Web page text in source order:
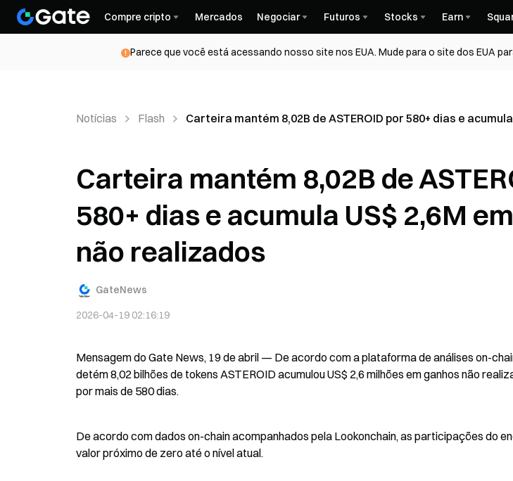
Compre cripto Mercados Negociar Futuros Stocks Earn
Parece que você está acessando nosso site nos EUA. Mude para o site dos EUA
Notícias Flash Carteira mantém 8,02B de ASTEROID por 580+ dias e
Carteira mantém 8,02B de
580+ dias e acumula US$ 2,6M
não realizados
GateNews
2026-04-19 02:16:19
Mensagem do Gate News, 19 de abril — De acordo com a plataforma de análises on-
detém 8,02 bilhões de tokens ASTEROID acumulou US$ 2,6 milhões em ganhos não
por mais de 580 dias.
De acordo com dados on-chain acompanhados pela Lookonchain, as participações do
valor próximo de zero até o nível atual.